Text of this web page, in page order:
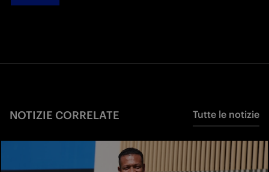
NOTIZIE CORRELATE Tutte le notizie